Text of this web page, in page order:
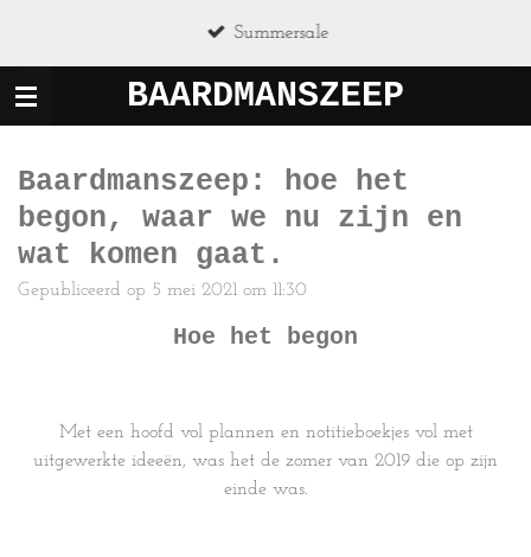
de
BAARDMANSZEEP
Summersale
Baardmanszeep: hoe het
begon, waar we nu zijn en
wat komen gaat.
Gepubliceerd op 5 mei 2021 om 11:30
Hoe het begon
Met een hoofd vol plannen en notitieboekjes vol met
uitgewerkte ideeën, was het de zomer van 2019 die op zijn
einde was.